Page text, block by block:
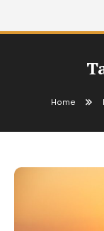
Home